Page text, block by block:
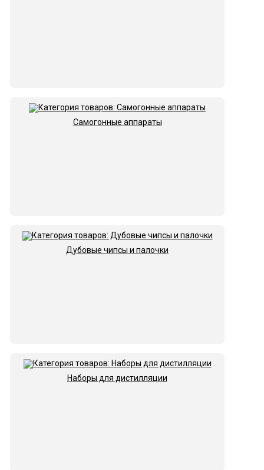
Самогонные аппараты
Дубовые чипсы и палочки
Наборы для дистилляции